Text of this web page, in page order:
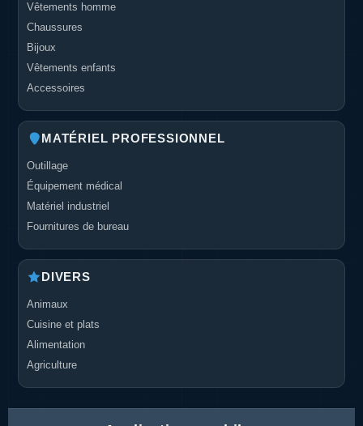
Vêtements homme
Chaussures
Bijoux
Vêtements enfants
Accessoires
MATÉRIEL PROFESSIONNEL
Outillage
Équipement médical
Matériel industriel
Fournitures de bureau
DIVERS
Animaux
Cuisine et plats
Alimentation
Agriculture